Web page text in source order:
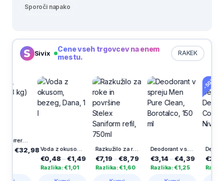
Sporoči napako
Sivix RAKEK
Cene vseh trgovcev na enem
mestu.
Nutella, Ferrero (3 kg)
€32,98 Voda z okusom, bezeg, Dana, 1 l
€0,48– €1,49
Razlika: €1,01
Razkužilo za roke in površine Stelex Saniform refil, 750ml
€7,19– €8,79
Razlika: €1,60
Deodorant v spreju Men Pure Clean, Borotalco, 150 ml
€3,14– €4,39
Razlika: €1,25
-50%
€2,45
Razlika: